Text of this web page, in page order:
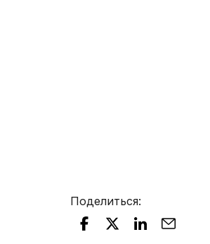
Поделиться: